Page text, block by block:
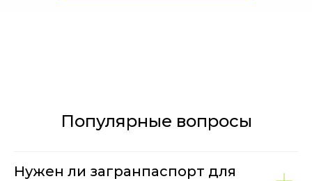
Популярные вопросы
Нужен ли загранпаспорт для